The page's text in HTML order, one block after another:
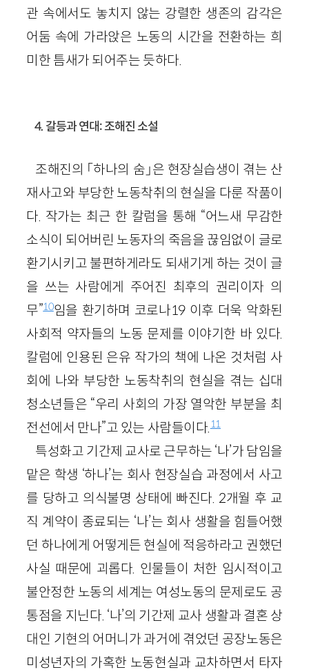
관 속에서도 놓치지 않는 강렬한 생존의 감각은
어둠 속에 가라앉은 노동의 시간을 전환하는 희
미한 틈새가 되어주는 듯하다.
4. 갈등과 연대: 조해진 소설
조해진의 「하나의 숨」은 현장실습생이 겪는 산
재사고와 부당한 노동착취의 현실을 다룬 작품이
다. 작가는 최근 한 칼럼을 통해 “어느새 무감한
소식이 되어버린 노동자의 죽음을 끊임없이 글로
환기시키고 불편하게라도 되새기게 하는 것이 글
을 쓰는 사람에게 주어진 최후의 권리이자 의
무”10임을 환기하며 코로나19 이후 더욱 악화된
사회적 약자들의 노동 문제를 이야기한 바 있다.
칼럼에 인용된 은유 작가의 책에 나온 것처럼 사
회에 나와 부당한 노동착취의 현실을 겪는 십대
청소년들은 “우리 사회의 가장 열악한 부분을 최
전선에서 만나”고 있는 사람들이다.11
특성화고 기간제 교사로 근무하는 ‘나’가 담임을
맡은 학생 ‘하나’는 회사 현장실습 과정에서 사고
를 당하고 의식불명 상태에 빠진다. 2개월 후 교
직 계약이 종료되는 ‘나’는 회사 생활을 힘들어했
던 하나에게 어떻게든 현실에 적응하라고 권했던
사실 때문에 괴롭다. 인물들이 처한 임시적이고
불안정한 노동의 세계는 여성노동의 문제로도 공
통점을 지닌다. ‘나’의 기간제 교사 생활과 결혼 상
대인 기현의 어머니가 과거에 겪었던 공장노동은
미성년자의 가혹한 노동현실과 교차하면서 타자